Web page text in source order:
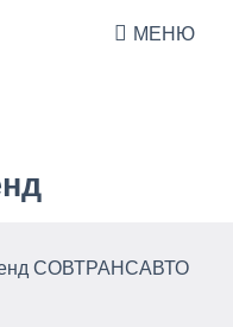
МЕНЮ
СОВТРАНСАВТО